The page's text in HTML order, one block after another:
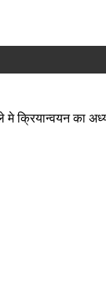
मे क्रियान्वयन का